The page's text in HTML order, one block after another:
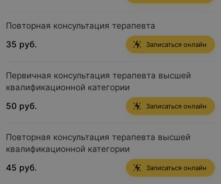
Повторная консультация терапевта
35 руб.
Записаться онлайн
Первичная консультация терапевта высшей
квалификационной категории
50 руб.
Записаться онлайн
Повторная консультация терапевта высшей
квалификационной категории
45 руб.
Записаться онлайн